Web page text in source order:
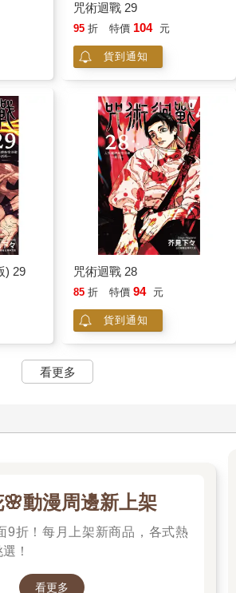
咒術迴戰 29
95 折 特價 104 元
貨到通知
) 29 咒術迴戰 28
85 折 特價 94 元
貨到通知
看更多
動漫周邊新上架
9折！每月上架新商品，各式熱
！
看更多